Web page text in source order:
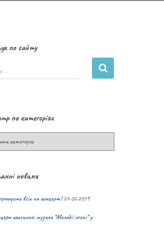
по сайту
…
по категоріях
новини
всіх на концерт!24.02.2019
класичної музики “Мелодії осені” у